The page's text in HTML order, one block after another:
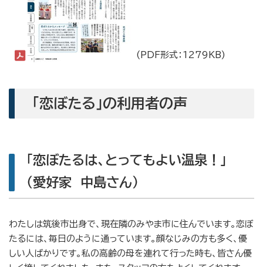
(PDF形式：1279KB)
「恋ぼたる」の利用者の声
「恋ぼたるは、とってもよい温泉！」
（愛好家 中島さん）
わたしは筑後市出身で、現在隣のみやま市に住んでいます。恋ぼ
たるには、毎日のように通っています。顔なじみの方も多く、優
しい人ばかりです。私の高齢の母を連れて行った時も、皆さん優